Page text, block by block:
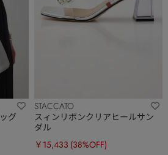
グ
STACCATO
スィンリボンクリアヒールサン
ダル
￥15,433 (38%OFF)